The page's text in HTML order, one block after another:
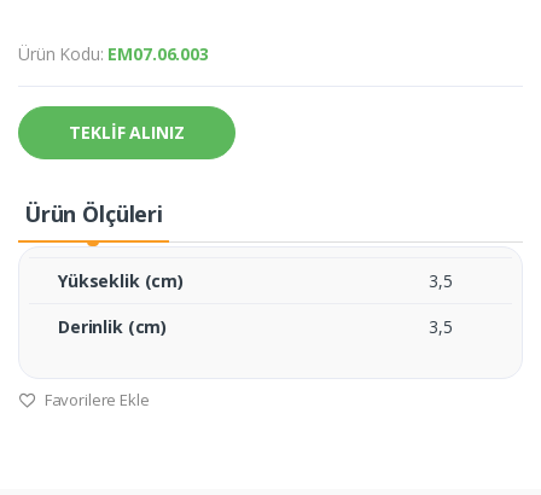
Ürün Kodu: EM07.06.003
TEKLİF ALINIZ
Ürün Ölçüleri
Yükseklik (cm)
3,5
Derinlik (cm)
3,5
Favorilere Ekle